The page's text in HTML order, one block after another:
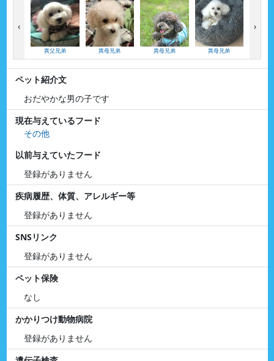
異父兄弟 異母兄弟 異母兄弟 異母兄弟
‹ ›
ペット紹介文
おだやかな男の子です
現在与えているフード
その他
以前与えていたフード
登録がありません
疾病履歴、体質、アレルギー等
登録がありません
SNSリンク
登録がありません
ペット保険
なし
かかりつけ動物病院
登録がありません